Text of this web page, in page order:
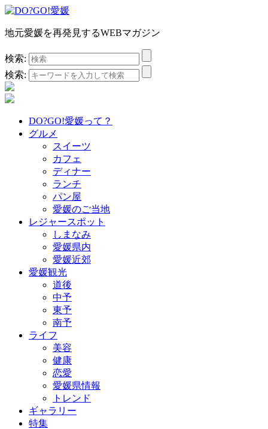
地元愛媛を再発見するWEBマガジン
検索:
検索:
DO?GO!愛媛って？
グルメ
スイーツ
カフェ
ディナー
ランチ
パン屋
愛媛のご当地
レジャースポット
しまなみ
愛媛県内
愛媛近郊
愛媛観光
道後
中予
東予
南予
ライフ
美容
健康
恋愛
愛媛県情報
トレンド
ギャラリー
特集